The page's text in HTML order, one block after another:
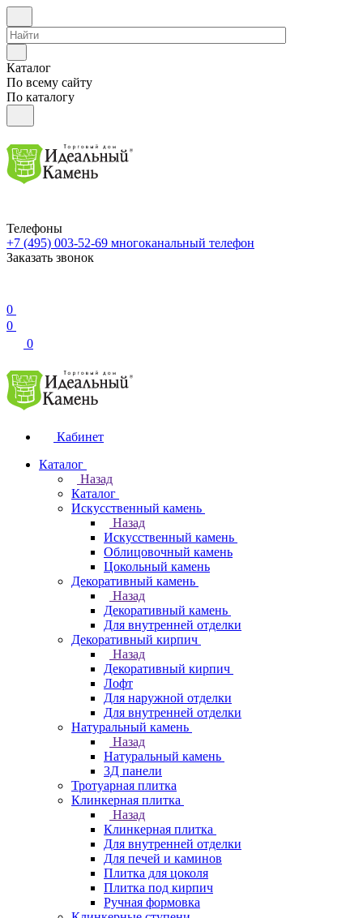
Каталог
По всему сайту
По каталогу
Телефоны
+7 (495) 003-52-69 многоканальный телефон
Заказать звонок
0
0
0
Кабинет
Каталог
Назад
Каталог
Искусственный камень
Назад
Искусственный камень
Облицовочный камень
Цокольный камень
Декоративный камень
Назад
Декоративный камень
Для внутренней отделки
Декоративный кирпич
Назад
Декоративный кирпич
Лофт
Для наружной отделки
Для внутренней отделки
Натуральный камень
Назад
Натуральный камень
3Д панели
Тротуарная плитка
Клинкерная плитка
Назад
Клинкерная плитка
Для внутренней отделки
Для печей и каминов
Плитка для цоколя
Плитка под кирпич
Ручная формовка